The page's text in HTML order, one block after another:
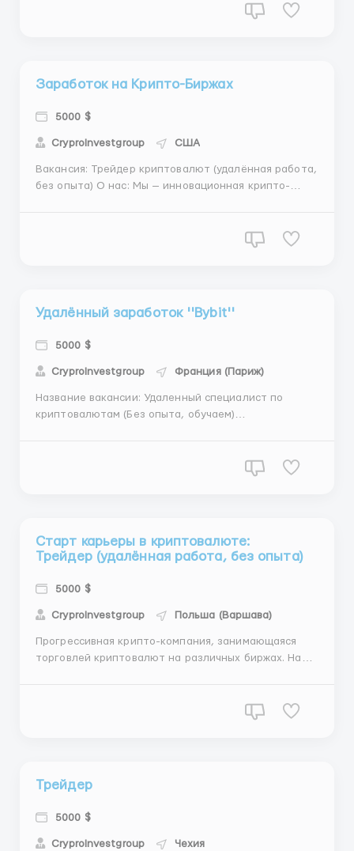
обеспечить нашим клиентам стабильные доходы за
Заработок на Крипто-Биржах
5000 $
CryproInvestgroup США
Вакансия: Трейдер криптовалют (удалённая работа,
без опыта) О нас: Мы — инновационная крипто-
— предоставление стабильного дохода нашим
Удалённый заработок ''Bybit''
5000 $
CryproInvestgroup Франция (Париж)
Название вакансии: Удаленный специалист по
криптовалютам (Без опыта, обучаем)
Старт карьеры в криптовалюте:
Трейдер (удалённая работа, без опыта)
5000 $
CryproInvestgroup Польша (Варшава)
Прогрессивная крипто-компания, занимающаяся
торговлей криптовалют на различных биржах. Наша
анализа рынка. Мы приглашаем энергичных и
Трейдер
5000 $
CryproInvestgroup Чехия